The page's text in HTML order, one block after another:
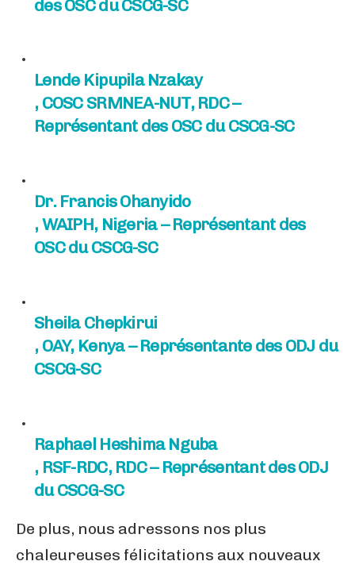
des OSC du CSCG-SC
Lende Kipupila Nzakay
, COSC SRMNEA-NUT, RDC –
Représentant des OSC du CSCG-SC
Dr. Francis Ohanyido
, WAIPH, Nigeria – Représentant des
OSC du CSCG-SC
Sheila Chepkirui
, OAY, Kenya – Représentante des ODJ du
CSCG-SC
Raphael Heshima Nguba
, RSF-RDC, RDC – Représentant des ODJ
du CSCG-SC
De plus, nous adressons nos plus
chaleureuses félicitations aux nouveaux